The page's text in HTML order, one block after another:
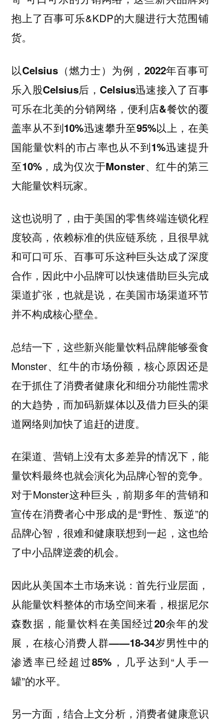
抱上了百事可乐&KDP的大腿进行大范围铺
货。
以Celsius（燃力士）为例，2022年百事可
乐入股Celsius后，Celsius迅速接入了百事
可乐在北美的分销网络，便利店&餐饮的覆
盖率从不到10%迅速攀升至95%以上，在美
国能量饮料的市占率也从不到1%迅速提升
至10%，成为仅次于Monster、红牛的第三
大能量饮料玩家。
这也说明了，由于美国的零售终端连锁化程
度较高，依赖标准的供应链系统，且很早就
和可口可乐、百事可乐这种巨头达成了深度
合作，因此中小品牌可以快速借助巨头完成
渠道扩张，也就是说，在美国市场渠道环节
并不构成核心壁垒。
总结一下，这些新兴能量饮料品牌能够蚕食
Monster、红牛的市场份额，核心原因还是
在于抓住了消费者健康化和细分功能性需求
的大趋势，而加码新媒体以及借力巨头的渠
道网络则加快了追赶的进度。
在渠道、营销上没有太多差异的情况下，能
量饮料最终也就会演化为品牌心智的竞争。
对于Monster这种巨头，前期多年的营销和
宣传在消费者心中形成的是“野性、叛逆”的
品牌心智，很难和健康联想到一起，这也给
了中小品牌逆袭的机会。
因此从美国本土市场来说：首先行业层面，
从能量饮料整体的市场空间来看，根据尼尔
森数据，能量饮料在美国经过20余年的发
展，在核心消费人群——18-34岁男性中的
渗透率已经超过85%， 几乎达到“人手一
罐”的水平。
另一方面，结合上文分析，消费者健康意识